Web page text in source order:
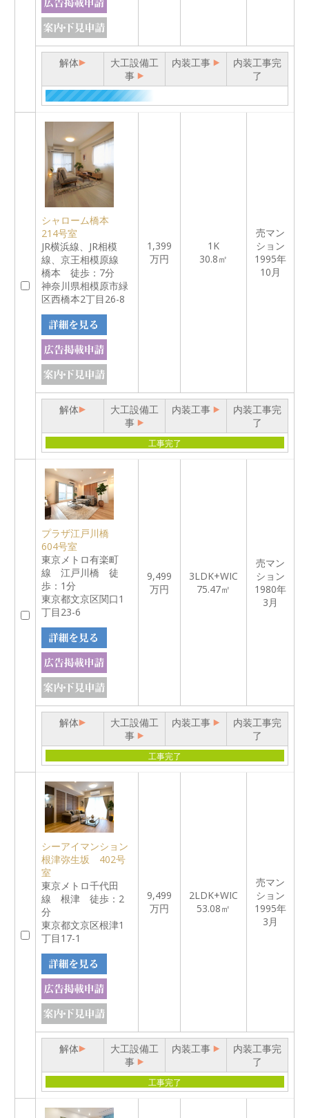
解体
大工設備工
事
内装工事
内装工事完
了
シャローム橋本
214号室
JR横浜線、JR相模
線、京王相模原線
橋本 徒歩：7分
神奈川県相模原市緑
区西橋本2丁目26-8
1,399
万円
1K
30.8㎡
売マン
ション
1995年
10月
解体
大工設備工
事
内装工事
内装工事完
了
工事完了
プラザ江戸川橋
604号室
東京メトロ有楽町
線 江戸川橋 徒
歩：1分
東京都文京区関口1
丁目23-6
9,499
万円
3LDK+WIC
75.47㎡
売マン
ション
1980年
3月
解体
大工設備工
事
内装工事
内装工事完
了
工事完了
シーアイマンション
根津弥生坂 402号
室
東京メトロ千代田
線 根津 徒歩：2
分
東京都文京区根津1
丁目17-1
9,499
万円
2LDK+WIC
53.08㎡
売マン
ション
1995年
3月
解体
大工設備工
事
内装工事
内装工事完
了
工事完了